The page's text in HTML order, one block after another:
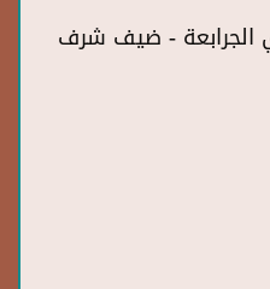
الجرابعة - ضيف شرف